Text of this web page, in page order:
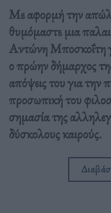
Με αφορμή την
θυμόμαστε μια
Αντώνη Μποσκοΐτη
ο πρώην δήμαρχος
απόψεις του για την
προσωπική του
σημασία της
δύσκολους καιρούς.